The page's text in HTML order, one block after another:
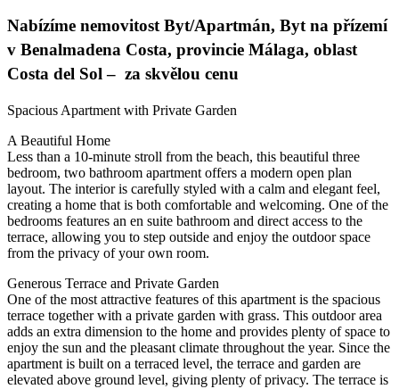
Nabízíme nemovitost Byt/Apartmán, Byt na přízemí
v Benalmadena Costa, provincie Málaga, oblast
Costa del Sol – za skvělou cenu
Spacious Apartment with Private Garden
A Beautiful Home
Less than a 10-minute stroll from the beach, this beautiful three
bedroom, two bathroom apartment offers a modern open plan
layout. The interior is carefully styled with a calm and elegant feel,
creating a home that is both comfortable and welcoming. One of the
bedrooms features an en suite bathroom and direct access to the
terrace, allowing you to step outside and enjoy the outdoor space
from the privacy of your own room.
Generous Terrace and Private Garden
One of the most attractive features of this apartment is the spacious
terrace together with a private garden with grass. This outdoor area
adds an extra dimension to the home and provides plenty of space to
enjoy the sun and the pleasant climate throughout the year. Since the
apartment is built on a terraced level, the terrace and garden are
elevated above ground level, giving plenty of privacy. The terrace is